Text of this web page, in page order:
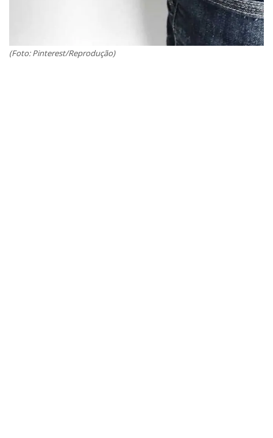
(Foto: Pinterest/Reprodução)